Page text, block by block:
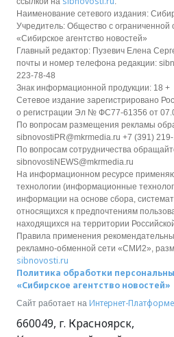
Наименование сетевого издания:
Учредитель: Общество с ограниченной
«Сибирское агентство новостей»
Главный редактор: Пузевич Елена
почты и номер телефона редакции:
223-78-48
Знак информационной продукции: 18 +
Сетевое издание зарегистрировано
о регистрации Эл № ФС77-61356 от
По вопросам размещения рекламы
sibnovostiPR@mkrmedia.ru +7 (391)
По вопросам сотрудничества
sibnovostiNEWS@mkrmedia.ru
На информационном ресурсе
технологии (информационные
информации на основе сбора,
относящихся к предпочтениям
находящихся на территории
Правила применения
рекламно-обменной сети «СМИ2»,
sibnovosti.ru
Политика обработки
«Сибирское агентство новостей»
Сайт работает на Интернет-
660049, г. Красноярск,